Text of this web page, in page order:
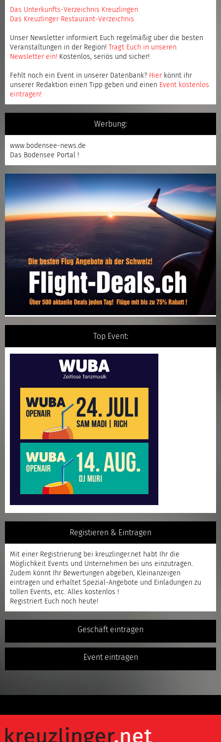
Das Unterkunfts-Verzeichnis Kreuzlingen
Das Kreuzlinger Restaurant-Verzeichnis
Unser Newsletter informiert Euch regelmäßig über die besten
Veranstaltungen in der Region!
Tragt Euch in unseren
Newsletter ein! Kostenlos, seriös und sicher!
Fehlt noch ein Event in unserer Datenbank? Hier könnt ihr
unserer Redaktion einen Tipp geben und einen Event kostenlos
eintragen!
Werbung:
www.bodensee-news.de
Das Bodensee Portal !
Top Event:
Registieren & Eintragen
Mit einer Registrierung bei kreuzlinger.net habt Ihr die
Möglichkeit Events und Unternehmen bei uns einzutragen.
Zudem könnt Ihr Bewertungen abgeben, Kleinanzeigen
eintragen und erhaltet Spezial-Angebote und Einladungen zu
tollen Events, etc. Alles kostenlos !
Registriert Euch noch heute!
Geschäft eintragen
Event eintragen